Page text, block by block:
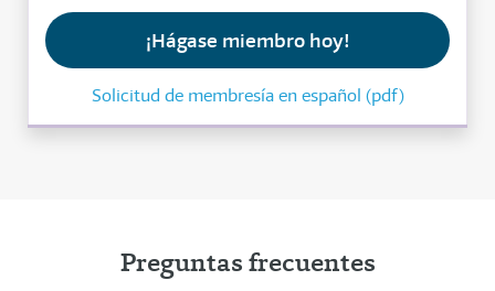
¡Hágase miembro hoy!
Solicitud de membresía en español (pdf)
Preguntas frecuentes